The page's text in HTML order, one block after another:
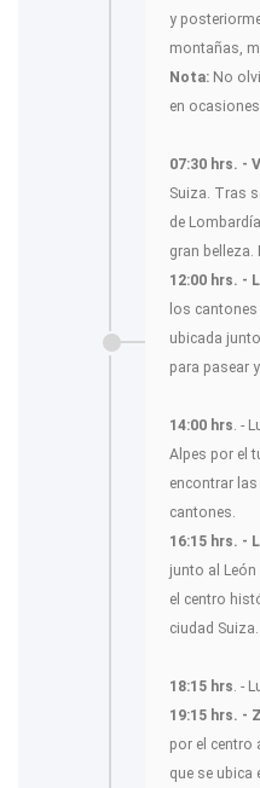
y
montañas,
Nota: No
en
07:30 hrs. -
Suiza. Tras
de
gran belleza.
12:00 hrs. -
los
ubicada
para pasear
14:00 hrs. -
Alpes por el
encontrar
cantones.
16:15 hrs. -
junto al
el centro
ciudad Suiza.
18:15 hrs. -
19:15 hrs. -
por el centro
que se ubica